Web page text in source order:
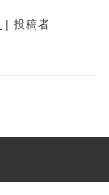
| 投稿者: